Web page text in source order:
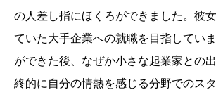
の人差し指にほくろができました。彼
ていた大手企業への就職を目指してい
ができた後、なぜか小さな起業家との
終的に自分の情熱を感じる分野でのス